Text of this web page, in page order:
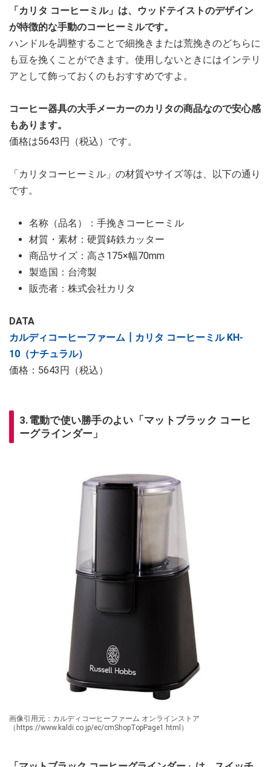
「カリタ コーヒーミル」は、ウッドテイストのデザイン
が特徴的な手動のコーヒーミルです。
ハンドルを調整することで細挽きまたは荒挽きのどちらに
も豆を挽くことができます。使用しないときにはインテリ
アとして飾っておくのもおすすめですよ。
コーヒー器具の大手メーカーのカリタの商品なので安心感
もあります。
価格は5643円（税込）です。
「カリタコーヒーミル」の材質やサイズ等は、以下の通り
です。
名称（品名）：手挽きコーヒーミル
材質・素材：硬質鋳鉄カッター
商品サイズ：高さ175×幅70mm
製造国：台湾製
販売者：株式会社カリタ
DATA
カルディコーヒーファーム┃カリタ コーヒーミル KH-
10（ナチュラル）
価格：5643円（税込）
3.電動で使い勝手のよい「マットブラック コーヒ
ーグラインダー」
画像引用元：カルディコーヒーファーム オンラインストア
（https://www.kaldi.co.jp/ec/cmShopTopPage1.html）